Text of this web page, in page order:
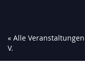
springen
« Alle
V.